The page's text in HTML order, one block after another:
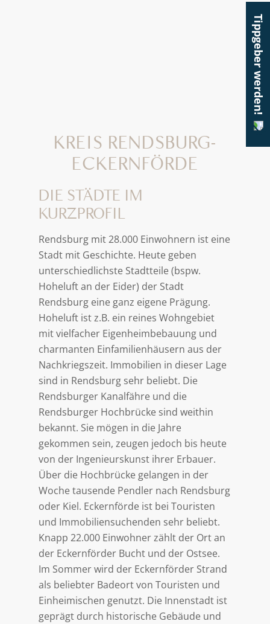
KREIS RENDSBURG-
ECKERNFÖRDE
DIE STÄDTE IM
KURZPROFIL
Rendsburg mit 28.000 Einwohnern ist eine
Stadt mit Geschichte. Heute geben
unterschiedlichste Stadtteile (bspw.
Hoheluft an der Eider) der Stadt
Rendsburg eine ganz eigene Prägung.
Hoheluft ist z.B. ein reines Wohngebiet
mit vielfacher Eigenheimbebauung und
charmanten Einfamilienhäusern aus der
Nachkriegszeit. Immobilien in dieser Lage
sind in Rendsburg sehr beliebt. Die
Rendsburger Kanalfähre und die
Rendsburger Hochbrücke sind weithin
bekannt. Sie mögen in die Jahre
gekommen sein, zeugen jedoch bis heute
von der Ingenieurskunst ihrer Erbauer.
Über die Hochbrücke gelangen in der
Woche tausende Pendler nach Rendsburg
oder Kiel. Eckernförde ist bei Touristen
und Immobiliensuchenden sehr beliebt.
Knapp 22.000 Einwohner zählt der Ort an
der Eckernförder Bucht und der Ostsee.
Im Sommer wird der Eckernförder Strand
als beliebter Badeort von Touristen und
Einheimischen genutzt. Die Innenstadt ist
geprägt durch historische Gebäude und
Tippgeber werden!